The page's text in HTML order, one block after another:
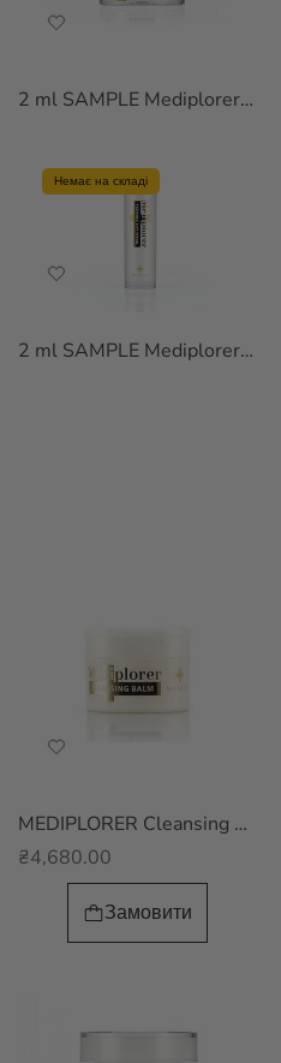
2 ml SAMPLE Mediplorer Radiance Lift Cream
Немає на складі
2 ml SAMPLE Mediplorer Radiance Lift Serum
MEDIPLORER Cleansing Balm Делікатний очищаючий бальзам
₴4,680.00
Замовити